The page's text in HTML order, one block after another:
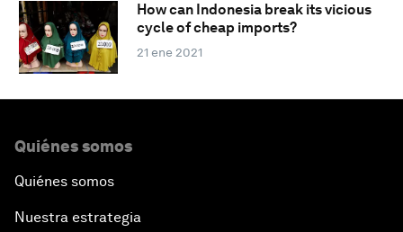
How can Indonesia break its vicious
cycle of cheap imports?
21 ene 2021
Quiénes somos
Quiénes somos
Nuestra estrategia